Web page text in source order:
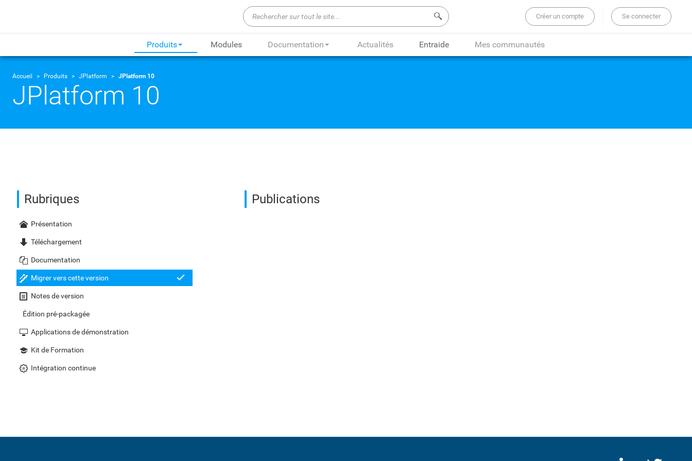
Rechercher sur tout le site...
Créer un compte Se connecter
Produits Modules Documentation Actualités Entraide Mes communautés
Accueil Produits JPlatform JPlatform 10
JPlatform 10
Rubriques
Présentation
Téléchargement
Documentation
Migrer vers cette version
Notes de version
Édition pré-packagée
Applications de démonstration
Kit de Formation
Intégration continue
Publications